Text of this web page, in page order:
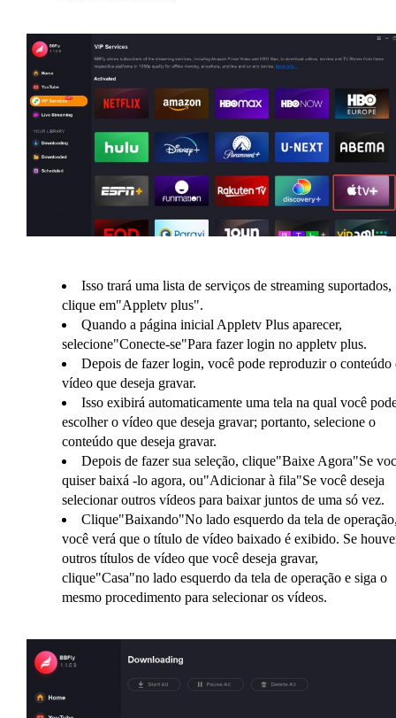
Isso trará uma lista de serviços de streaming suportados,
clique em"Appletv plus".
Quando a página inicial Appletv Plus aparecer,
selecione"Conecte-se"Para fazer login no appletv plus.
Depois de fazer login, você pode reproduzir o conteúdo
vídeo que deseja gravar.
Isso exibirá automaticamente uma tela na qual você
escolher o vídeo que deseja gravar; portanto, selecione o
conteúdo que deseja gravar.
Depois de fazer sua seleção, clique"Baixe Agora"Se
quiser baixá -lo agora, ou"Adicionar à fila"Se você deseja
selecionar outros vídeos para baixar juntos de uma só vez.
Clique"Baixando"No lado esquerdo da tela de
você verá que o título de vídeo baixado é exibido. Se
outros títulos de vídeo que você deseja gravar,
clique"Casa"no lado esquerdo da tela de operação e siga o
mesmo procedimento para selecionar os vídeos.